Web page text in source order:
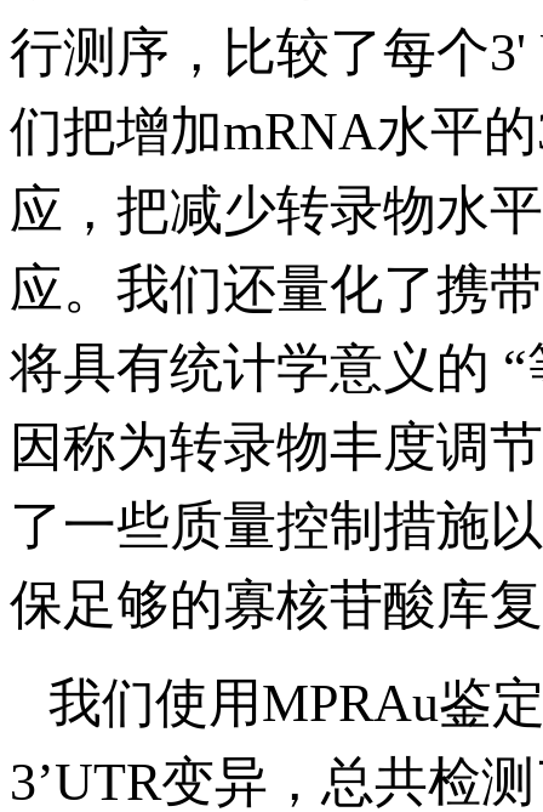
行测序，比较了每个
们把增加mRNA水平
应，把减少转录物水
应。我们还量化了携
将具有统计学意义的
因称为转录物丰度调
了一些质量控制措施
保足够的寡核苷酸库
我们使用MPRAu鉴
3’UTR变异，总共检